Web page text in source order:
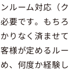
ルーム対応（ク
要です。もちろ
りなく済ませて
様が定めるルー
、何度か経験し